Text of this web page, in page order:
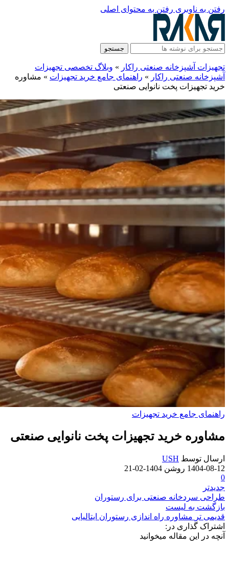
رفتن به ناوبری رفتن به محتوای اصلی
جستجو
تجهیزات آشپزخانه صنعتی راکار » وبلاگ تخصصی تجهیزات
آشپزخانه صنعتی راکار » راهنمای جامع خرید تجهیزات » مشاوره
خرید تجهیزات پخت نانوایی صنعتی
راهنمای جامع خرید تجهیزات
مشاوره خرید تجهیزات پخت نانوایی صنعتی
ارسال توسط USH
1404-08-12 روشن 1404-02-21
0
جدیدتر
طراحی سردخانه صنعتی برای رستوران
بازگشت به لیست
قدیمی تر مشاوره راه اندازی رستوران ایتالیایی
اشتراک گذاری در:
آنچه در این مقاله میخوانید